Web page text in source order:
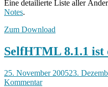
Eine detailierte Liste aller
Notes.
Zum Download
SelfHTML 8.1.1 ist
25. November 200523.
Kommentar